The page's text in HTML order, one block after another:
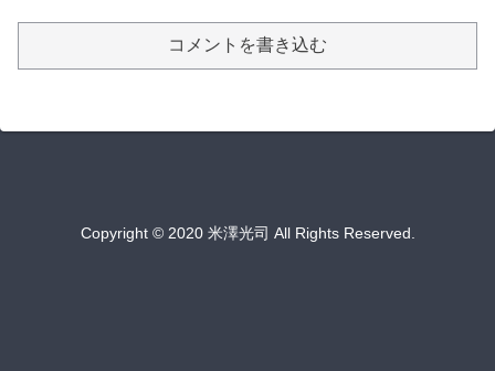
コメントを書き込む
Copyright © 2020 米澤光司 All Rights Reserved.